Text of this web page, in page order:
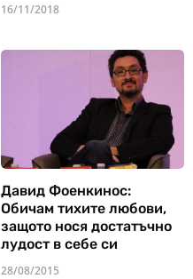
16/11/2018
Давид Фоенкинос:
Обичам тихите любови,
защото нося достатъчно
лудост в себе си
28/08/2015